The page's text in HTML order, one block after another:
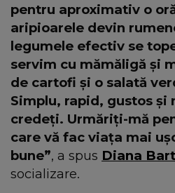
pentru aproximativ o
aripioarele devin
legumele efectiv se
servim cu mămăligă și
de cartofi și o salată
Simplu, rapid, gustos și
credeți. Urmăriți-mă
care vă fac viața mai
bune”, a spus Diana Bart
socializare.